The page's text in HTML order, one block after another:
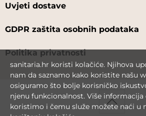
Uvjeti dostave
GDPR zaštita osobnih podataka
Politika privatnosti
sanitaria.hr koristi kolačiće. Njihova
nam da saznamo kako koristite našu
osiguramo što bolje korisničko
njenu funkcionalnost. Više
koristimo i čemu služe možete naći u